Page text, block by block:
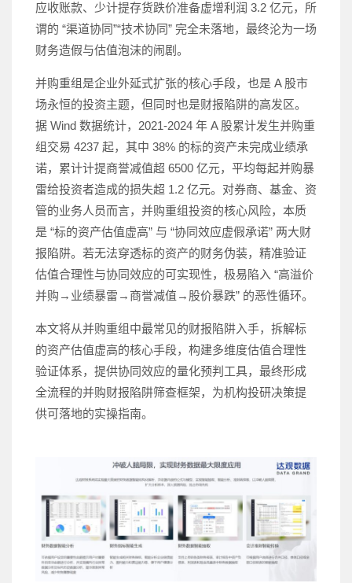
应收账款、少计提存货跌价准备虚增利润 3.2 亿元，所
谓的 “渠道协同”“技术协同” 完全未落地，最终沦为一场
财务造假与估值泡沫的闹剧。
并购重组是企业外延式扩张的核心手段，也是 A 股市
场永恒的投资主题，但同时也是财报陷阱的高发区。
据 Wind 数据统计，2021-2024 年 A 股累计发生并购重
组交易 4237 起，其中 38% 的标的资产未完成业绩承
诺，累计计提商誉减值超 6500 亿元，平均每起并购暴
雷给投资者造成的损失超 1.2 亿元。对券商、基金、资
管的业务人员而言，并购重组投资的核心风险，本质
是 “标的资产估值虚高” 与 “协同效应虚假承诺” 两大财
报陷阱。若无法穿透标的资产的财务伪装，精准验证
估值合理性与协同效应的可实现性，极易陷入 “高溢价
并购→业绩暴雷→商誉减值→股价暴跌” 的恶性循环。
本文将从并购重组中最常见的财报陷阱入手，拆解标
的资产估值虚高的核心手段，构建多维度估值合理性
验证体系，提供协同效应的量化预判工具，最终形成
全流程的并购财报陷阱筛查框架，为机构投研决策提
供可落地的实操指南。